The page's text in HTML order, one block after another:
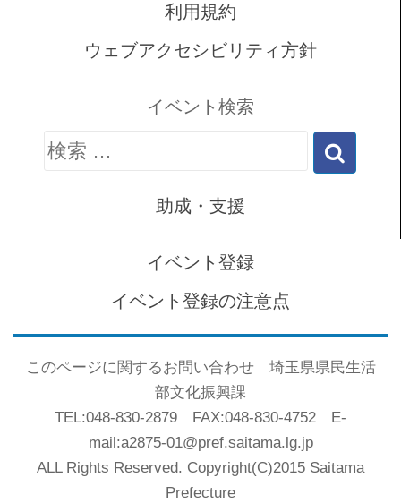
利用規約
ウェブアクセシビリティ方針
イベント検索
検
助成・支援
イベント登録
イベント登録の注意点
このページに関するお問い合わせ 埼玉県県民生活
部文化振興課
TEL:048-830-2879 FAX:048-830-4752 E-
mail:a2875-01@pref.saitama.lg.jp
ALL Rights Reserved. Copyright(C)2015 Saitama
Prefecture